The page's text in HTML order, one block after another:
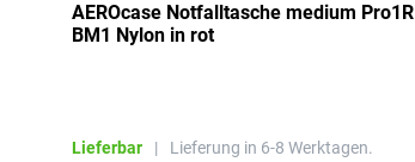
AEROcase Notfalltasche medium Pro1R
BM1 Nylon in rot
Lieferbar | Lieferung in 6-8 Werktagen.